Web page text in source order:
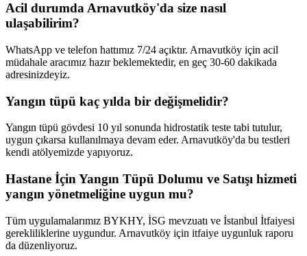
Acil durumda Arnavutköy'da size nasıl
ulaşabilirim?
WhatsApp ve telefon hattımız 7/24 açıktır. Arnavutköy için acil
müdahale aracımız hazır beklemektedir, en geç 30-60 dakikada
adresinizdeyiz.
Yangın tüpü kaç yılda bir değişmelidir?
Yangın tüpü gövdesi 10 yıl sonunda hidrostatik teste tabi tutulur,
uygun çıkarsa kullanılmaya devam eder. Arnavutköy'da bu testleri
kendi atölyemizde yapıyoruz.
Hastane İçin Yangın Tüpü Dolumu ve Satışı hizmeti
yangın yönetmeliğine uygun mu?
Tüm uygulamalarımız BYKHY, İSG mevzuatı ve İstanbul İtfaiyesi
gerekliliklerine uygundur. Arnavutköy için itfaiye uygunluk raporu
da düzenliyoruz.